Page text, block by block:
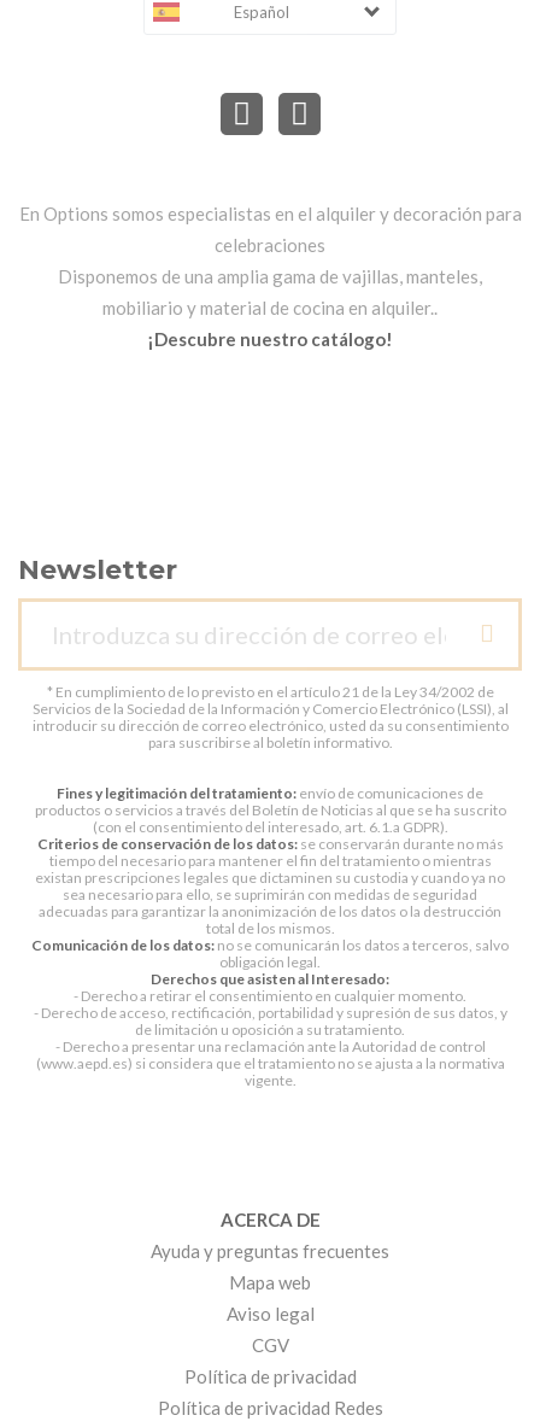
Español
En Options somos especialistas en el alquiler y decoración para
celebraciones
Disponemos de una amplia gama de vajillas, manteles,
mobiliario y material de cocina en alquiler..
¡Descubre nuestro catálogo!
Newsletter
* En cumplimiento de lo previsto en el artículo 21 de la Ley 34/2002 de
Servicios de la Sociedad de la Información y Comercio Electrónico (LSSI), al
introducir su dirección de correo electrónico, usted da su consentimiento
para suscribirse al boletín informativo.
Fines y legitimación del tratamiento: envío de comunicaciones de
productos o servicios a través del Boletín de Noticias al que se ha suscrito
(con el consentimiento del interesado, art. 6.1.a GDPR).
Criterios de conservación de los datos:se conservarán durante no más
tiempo del necesario para mantener el fin del tratamiento o mientras
existan prescripciones legales que dictaminen su custodia y cuando ya no
sea necesario para ello, se suprimirán con medidas de seguridad
adecuadas para garantizar la anonimización de los datos o la destrucción
total de los mismos.
Comunicación de los datos: no se comunicarán los datos a terceros, salvo
obligación legal.
Derechos que asisten al Interesado:
- Derecho a retirar el consentimiento en cualquier momento.
- Derecho de acceso, rectificación, portabilidad y supresión de sus datos, y
de limitación u oposición a su tratamiento.
- Derecho a presentar una reclamación ante la Autoridad de control
(www.aepd.es) si considera que el tratamiento no se ajusta a la normativa
vigente.
ACERCA DE
Ayuda y preguntas frecuentes
Mapa web
Aviso legal
CGV
Política de privacidad
Política de privacidad Redes